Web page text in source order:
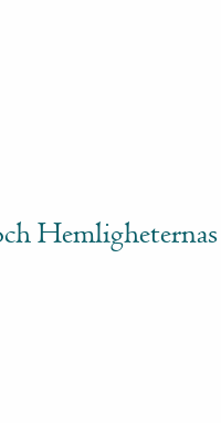
Hemligheternas